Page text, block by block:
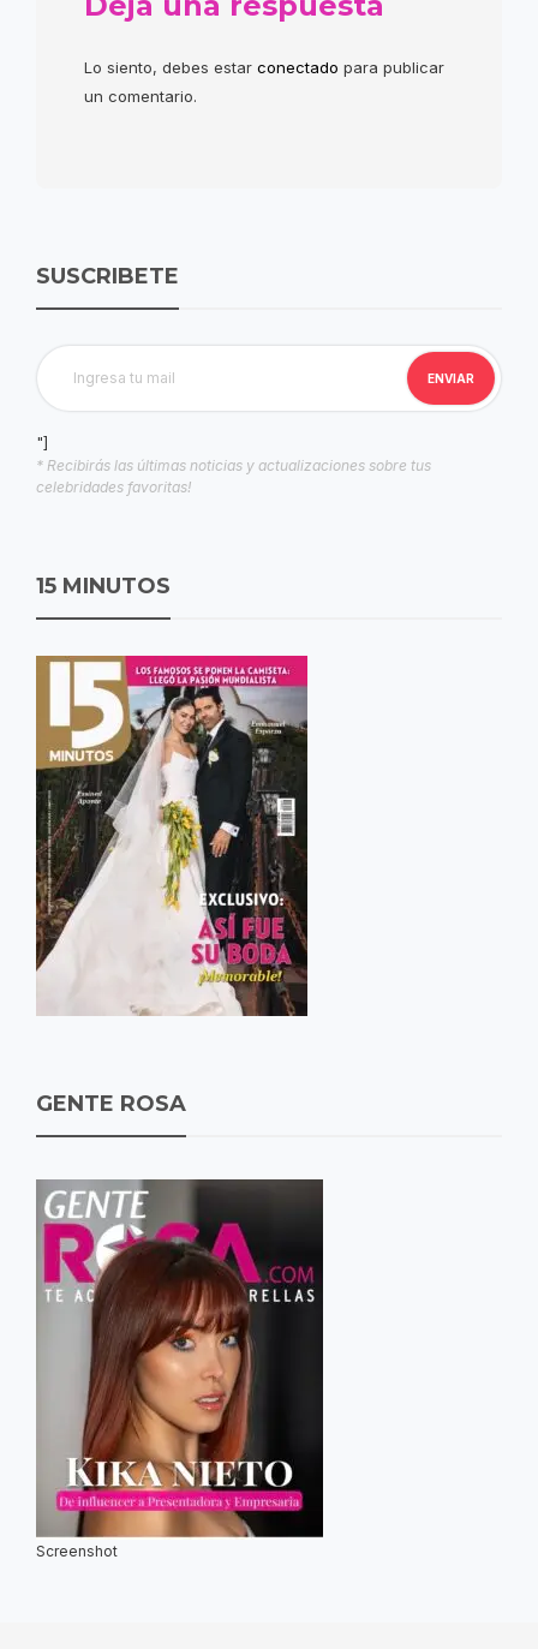
Lo siento, debes estar conectado para publicar
un comentario.
SUSCRIBETE
"]
* Recibirás las últimas noticias y actualizaciones sobre tus
celebridades favoritas!
15 MINUTOS
GENTE ROSA
Screenshot